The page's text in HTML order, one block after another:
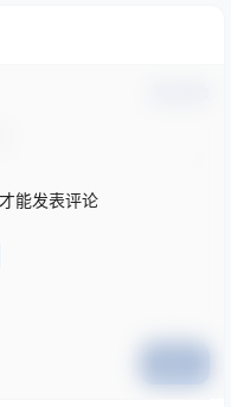
能发表评论